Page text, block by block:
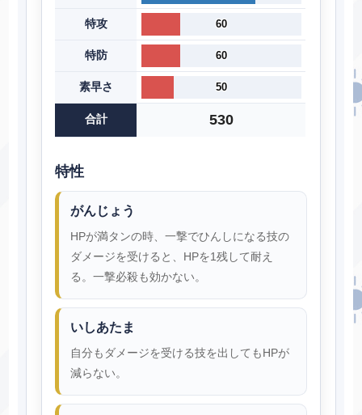
特攻 60
特防 60
素早さ 50
合計 530
特性
がんじょう
HPが満タンの時、一撃でひんしになる技の
ダメージを受けると、HPを1残して耐え
る。一撃必殺も効かない。
いしあたま
自分もダメージを受ける技を出してもHPが
減らない。